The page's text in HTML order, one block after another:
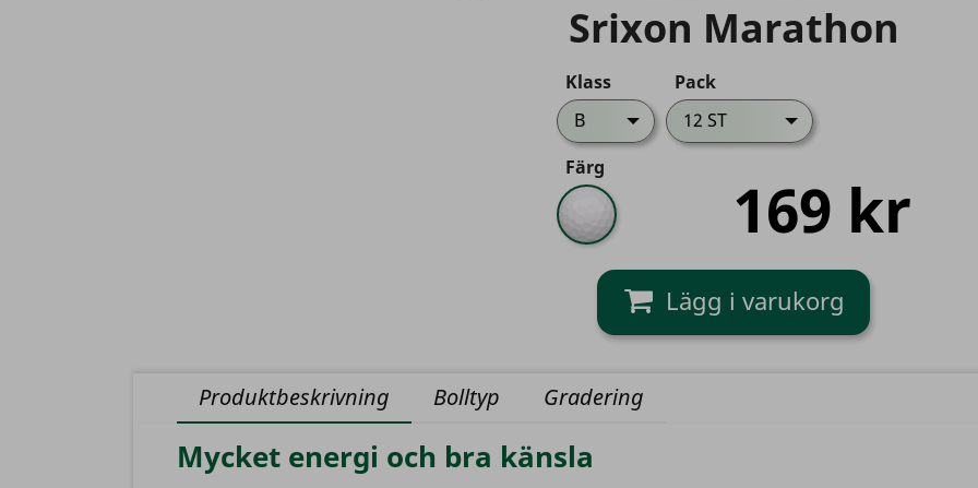
Srixon Marathon
Klass
B
Pack
12 ST
Färg
Vit 169 kr
Produktbeskrivning Bolltyp Gradering
Mycket energi och bra känsla